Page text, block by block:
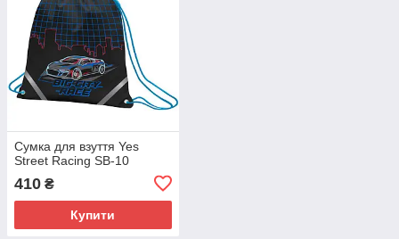
Сумка для взуття Yes
Street Racing SB-10
410 ₴
Купити